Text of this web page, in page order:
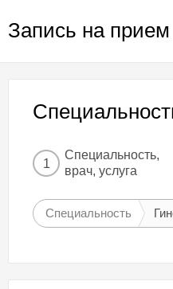
Запись на прием
1
Специальность,
врач, услуга
Специальность